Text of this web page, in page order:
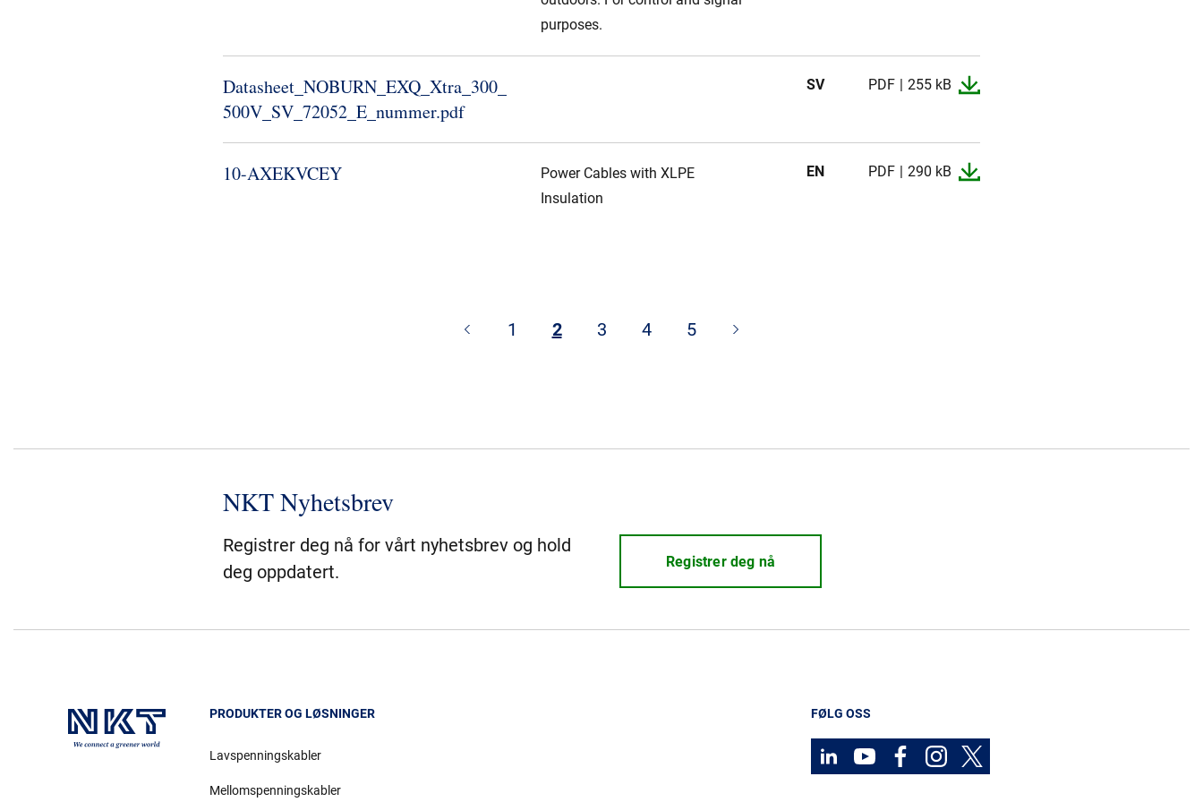
purposes.
Datasheet_​NOBURN_​EXQ_​Xtra_​300_​
500V_​SV_​72052_​E_​nummer.​pdf
SV PDF 255 kB
10-​AXEKVCEY
Power Cables with XLPE
Insulation
EN PDF 290 kB
1 2 3 4 5
NKT Nyhetsbrev
Registrer deg nå for vårt nyhetsbrev og hold
deg oppdatert.
Registrer deg nå
PRODUKTER OG LØSNINGER
Lavspenningskabler
Mellomspenningskabler
FØLG OSS